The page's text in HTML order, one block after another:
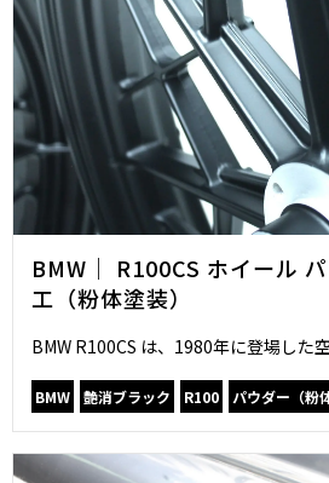
BMW｜ R100CS ホイール
工（粉体塗装）
BMW R100CS は、1980年に登場した
BMW 艶消ブラック R100 パウダー（粉